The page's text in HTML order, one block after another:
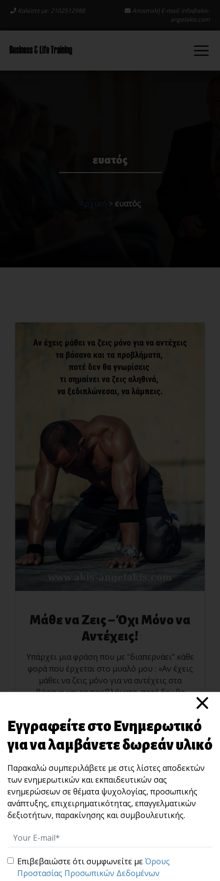
Καλέστε με: 2102512988 Αποστολή E-mail: info@akis-
angelakis.com
ευατός
Αρχική > ευατός
Μάθε να Ζεις – Όχι Μόνο να
Αντέχεις!
Υπάρχει μια φράση που με "διαπερνάει" κάθε
φορά που έρχεται στο μυαλό μου : «Αν έχεις
μάθει να ζεις μόνο για να αντέχεις στα
βάσανα και τα προβλήματα, ποτέ δεν θα
Σύγχρονα Εκπαιδευτικά, Επιμορφωτικά
Προγράμματα και Σεμινάρια
Άκης Αγγελάκης Business and
Life Training
×
Εγγραφείτε στο Ενημερωτικό
για να λαμβάνετε δωρεάν υλικό
Παρακαλώ συμπεριλάβετε με στις λίστες αποδεκτών
των ενημερωτικών και εκπαιδευτικών σας
ενημερώσεων σε θέματα ψυχολογίας, προσωπικής
ανάπτυξης, επιχειρηματικότητας, επαγγελματικών
δεξιοτήτων, παρακίνησης και συμβουλευτικής.
Επιβεβαιώστε ότι συμφωνείτε μεΌρους
Προστασίας Προσωπικών Δεδομένων